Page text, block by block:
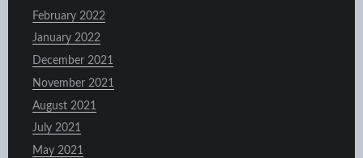
February 2022
January 2022
December 2021
November 2021
August 2021
July 2021
May 2021